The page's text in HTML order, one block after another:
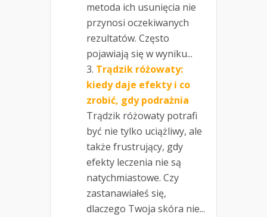
metoda ich usunięcia nie
przynosi oczekiwanych
rezultatów. Często
pojawiają się w wyniku...
Trądzik różowaty:
kiedy daje efekty i co
zrobić, gdy podrażnia
Trądzik różowaty potrafi
być nie tylko uciążliwy, ale
także frustrujący, gdy
efekty leczenia nie są
natychmiastowe. Czy
zastanawiałeś się,
dlaczego Twoja skóra nie...